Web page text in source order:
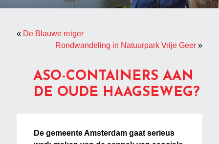
« De Blauwe reiger
Rondwandeling in Natuurpark Vrije Geer»
ASO-CONTAINERS AAN
DE OUDE HAAGSEWEG?
De gemeente Amsterdam gaat serieus